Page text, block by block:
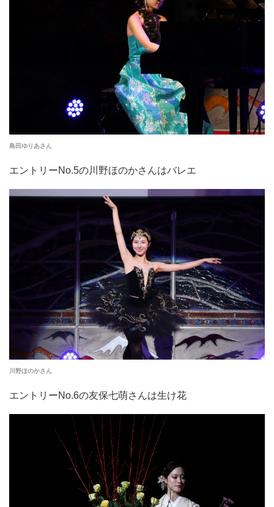
島田ゆりあさん
エントリーNo.5の川野ほのかさんはバレエ
川野ほのかさん
エントリーNo.6の友保七萌さんは生け花